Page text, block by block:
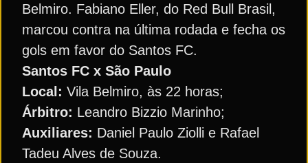
Belmiro. Fabiano Eller, do Red Bull Brasil,
marcou contra na última rodada e fecha os
gols em favor do Santos FC.
Santos FC x São Paulo
Local: Vila Belmiro, às 22 horas;
Árbitro: Leandro Bizzio Marinho;
Auxiliares: Daniel Paulo Ziolli e Rafael
Tadeu Alves de Souza.